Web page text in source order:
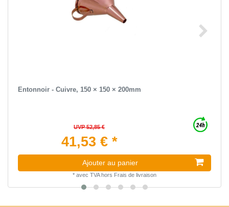
Entonnoir - Cuivre, 150 × 150 × 200mm
UVP 52,85 €
41,53 € *
Ajouter au panier
* avec TVAhors Frais de livraison